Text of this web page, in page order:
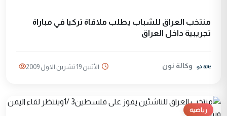
منتخب العراق للشباب يطلب ملاقاة تركيا في مباراة
تجريبية داخل العراق
وكالة نون الأثنين 19 تشرين الاول 2009
رياضية